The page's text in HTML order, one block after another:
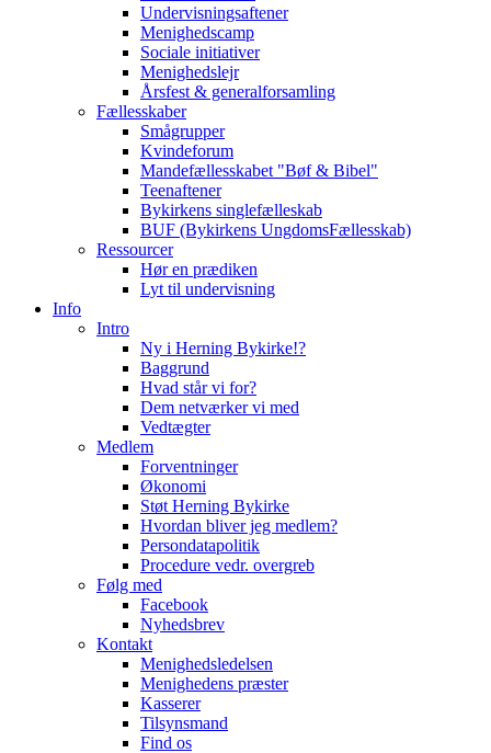
Undervisningsaftener
Menighedscamp
Sociale initiativer
Menighedslejr
Årsfest & generalforsamling
Fællesskaber
Smågrupper
Kvindeforum
Mandefællesskabet "Bøf & Bibel"
Teenaftener
Bykirkens singlefælleskab
BUF (Bykirkens UngdomsFællesskab)
Ressourcer
Hør en prædiken
Lyt til undervisning
Info
Intro
Ny i Herning Bykirke!?
Baggrund
Hvad står vi for?
Dem netværker vi med
Vedtægter
Medlem
Forventninger
Økonomi
Støt Herning Bykirke
Hvordan bliver jeg medlem?
Persondatapolitik
Procedure vedr. overgreb
Følg med
Facebook
Nyhedsbrev
Kontakt
Menighedsledelsen
Menighedens præster
Kasserer
Tilsynsmand
Find os